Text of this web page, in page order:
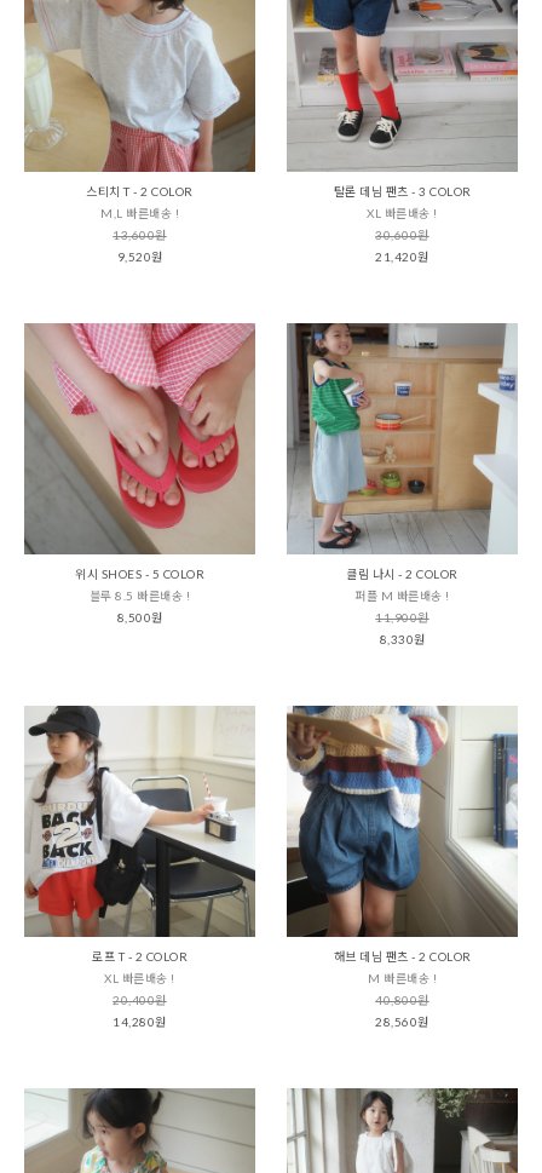
스티치 T - 2 COLOR
M,L 빠른배송 !
13,600원
9,520원
탈론 데님 팬츠 - 3 COLOR
XL 빠른배송 !
30,600원
21,420원
위시 SHOES - 5 COLOR
블루 8.5 빠른배송 !
8,500원
클림 나시 - 2 COLOR
퍼플 M 빠른배송 !
11,900원
8,330원
로프 T - 2 COLOR
XL 빠른배송 !
20,400원
14,280원
해브 데님 팬츠 - 2 COLOR
M 빠른배송 !
40,800원
28,560원